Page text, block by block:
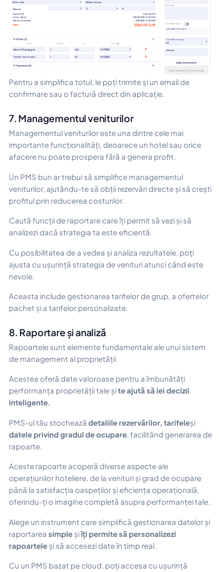
Pentru a simplifica totul, le poți trimite și un email de
confirmare sau o factură direct din aplicație.
7. Managementul veniturilor
Managementul veniturilor este una dintre cele mai
importante funcționalități, deoarece un hotel sau orice
afacere nu poate prospera fără a genera profit.
Un PMS bun ar trebui să simplifice managementul
veniturilor, ajutându-te să obții rezervări directe și să crești
profitul prin reducerea costurilor.
Caută funcții de raportare care îți permit să vezi și să
analizezi dacă strategia ta este eficientă.
Cu posibilitatea de a vedea și analiza rezultatele, poți
ajusta cu ușurință strategia de venituri atunci când este
nevoie.
Aceasta include gestionarea tarifelor de grup, a ofertelor
pachet și a tarifelor personalizate.
8. Raportare și analiză
Rapoartele sunt elemente fundamentale ale unui sistem
de management al proprietății.
Acestea oferă date valoroase pentru a îmbunătăți
performanța proprietății tale șite ajută să iei decizii
inteligente.
PMS-ul tău stochează detaliile rezervărilor, tarifeleși
datele privind gradul de ocupare , facilitând generarea de
rapoarte.
Aceste rapoarte acoperă diverse aspecte ale
operațiunilor hoteliere, de la venituri și grad de ocupare
până la satisfacția oaspeților și eficiența operațională,
oferindu-ți o imagine completă asupra performanței tale.
Alege un instrument care simplifică gestionarea datelor și
raportarea simple șiîți permite să personalizezi
rapoartele și să accesezi date în timp real.
Cu un PMS bazat pe cloud, poți accesa cu ușurință